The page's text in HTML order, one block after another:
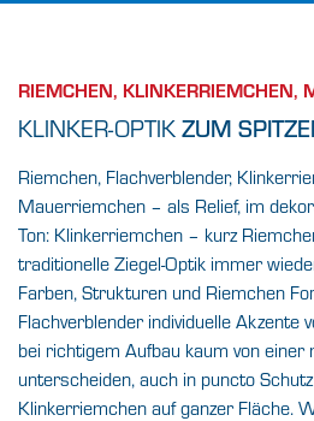
jede Freiheit. Einmal
Riemchen-Sortiment.
FINDEN SIE IHREN BAUFACHHANDEL
ORT
RIEMCHEN, KLINKERRIEMCHEN,
KLINKER-OPTIK ZUM
Riemchen, Flachverblender,
Mauerriemchen – als Relief, im
Ton: Klinkerriemchen – kurz
traditionelle Ziegel-Optik immer
Farben, Strukturen und Riemchen
Flachverblender individuelle Akzente
bei richtigem Aufbau kaum von einer
unterscheiden, auch in puncto
Klinkerriemchen auf ganzer Fläche.